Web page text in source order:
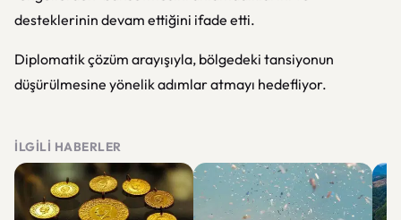
desteklerinin devam ettiğini ifade etti.
Diplomatik çözüm arayışıyla, bölgedeki tansiyonun
düşürülmesine yönelik adımlar atmayı hedefliyor.
İLGILI HABERLER